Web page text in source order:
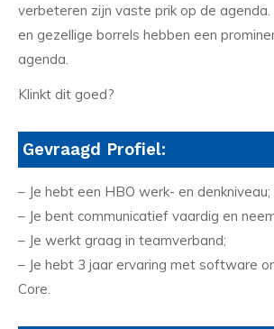
verbeteren zijn vaste prik op de
en gezellige borrels hebben een
agenda.
Klinkt dit goed?
Gevraagd Profiel:
– Je hebt een HBO werk- en denkniveau;
– Je bent communicatief vaardig en
– Je werkt graag in teamverband;
– Je hebt 3 jaar ervaring met software
Core.